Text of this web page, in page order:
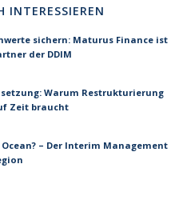
INTERESSIEREN
sichern: Maturus Finance ist
der DDIM
Warum Restrukturierung
Zeit braucht
– Der Interim Management